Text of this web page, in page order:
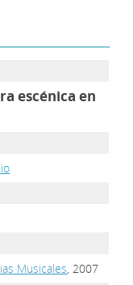
escénica en
Musicales, 2007